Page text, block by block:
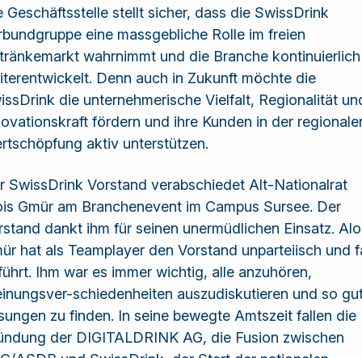
Geschäftsstelle stellt sicher, dass die SwissDrink
eine massgebliche Rolle im freien
wahrnimmt und die Branche kontinuierlich
Denn auch in Zukunft möchte die
die unternehmerische Vielfalt, Regionalität
fördern und ihre Kunden in der
aktiv unterstützen.
SwissDrink Vorstand verabschiedet Alt-Nationalrat
Gmür am Branchenevent im Campus Sursee. Der
dankt ihm für seinen unermüdlichen Einsatz.
hat als Teamplayer den Vorstand unparteiisch und
Ihm war es immer wichtig, alle anzuhören,
schiedenheiten auszudiskutieren und so
zu finden. In seine bewegte Amtszeit fallen die
der DIGITALDRINK AG, die Fusion zwischen